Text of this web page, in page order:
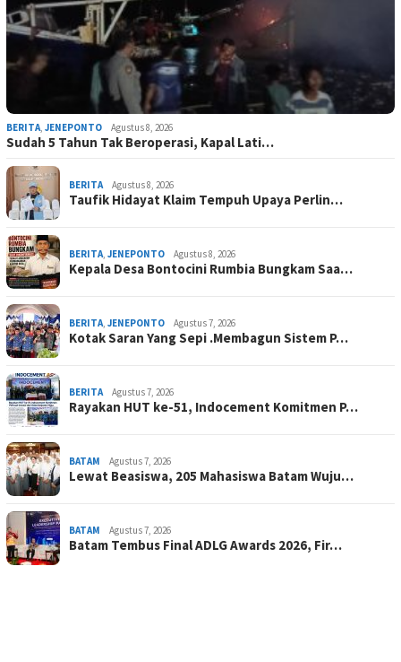
BERITA, JENEPONTO Agustus 8, 2026
Sudah 5 Tahun Tak Beroperasi, Kapal Lati…
BERITA Agustus 8, 2026
Taufik Hidayat Klaim Tempuh Upaya Perlin…
BERITA, JENEPONTO Agustus 8, 2026
Kepala Desa Bontocini Rumbia Bungkam Saa…
BERITA, JENEPONTO Agustus 7, 2026
Kotak Saran Yang Sepi .Membagun Sistem P…
BERITA Agustus 7, 2026
Rayakan HUT ke-51, Indocement Komitmen P…
BATAM Agustus 7, 2026
Lewat Beasiswa, 205 Mahasiswa Batam Wuju…
BATAM Agustus 7, 2026
Batam Tembus Final ADLG Awards 2026, Fir…